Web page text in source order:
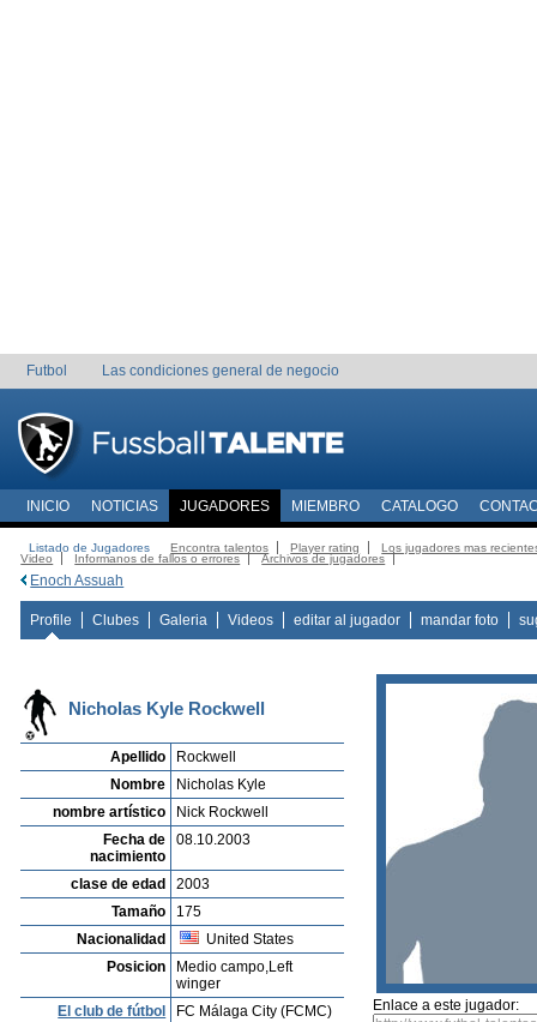
Futbol Las condiciones general de negocio
INICIO NOTICIAS JUGADORES MIEMBRO CATALOGO
Listado de Jugadores Encontra talentos Player rating
Los jugadores mas
Video
Informanos de fallos o errores Archivos de jugadores
Enoch Assuah
Profile Clubes Galeria Videos editar al jugador mandar foto
Nicholas Kyle Rockwell
Apellido
Rockwell
Nombre
Nicholas Kyle
nombre artístico
Nick Rockwell
Fecha de
nacimiento
08.10.2003
clase de edad
2003
Tamaño
175
Nacionalidad
United States
Posicion
Medio campo,Left
winger
El club de fútbol
FC Málaga City (FCMC)
Enlace a este jugador: